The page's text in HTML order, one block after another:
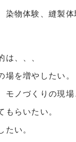
染物体験、縫製
、、、
場を増やしたい。
モノづくりの現
らいたい。
たい。